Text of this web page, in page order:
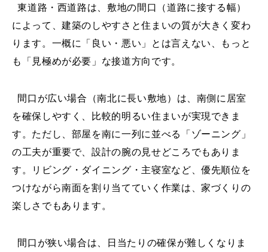
東道路・西道路は、敷地の間口（道路に接する幅）
によって、建築のしやすさと住まいの質が大きく変わ
ります。一概に「良い・悪い」とは言えない、もっと
も「見極めが必要」な接道方向です。
間口が広い場合（南北に長い敷地）は、南側に居室
を確保しやすく、比較的明るい住まいが実現できま
す。ただし、部屋を南に一列に並べる「ゾーニング」
の工夫が重要で、設計の腕の見せどころでもありま
す。リビング・ダイニング・主寝室など、優先順位を
つけながら南面を割り当てていく作業は、家づくりの
楽しさでもあります。
間口が狭い場合は、日当たりの確保が難しくなりま